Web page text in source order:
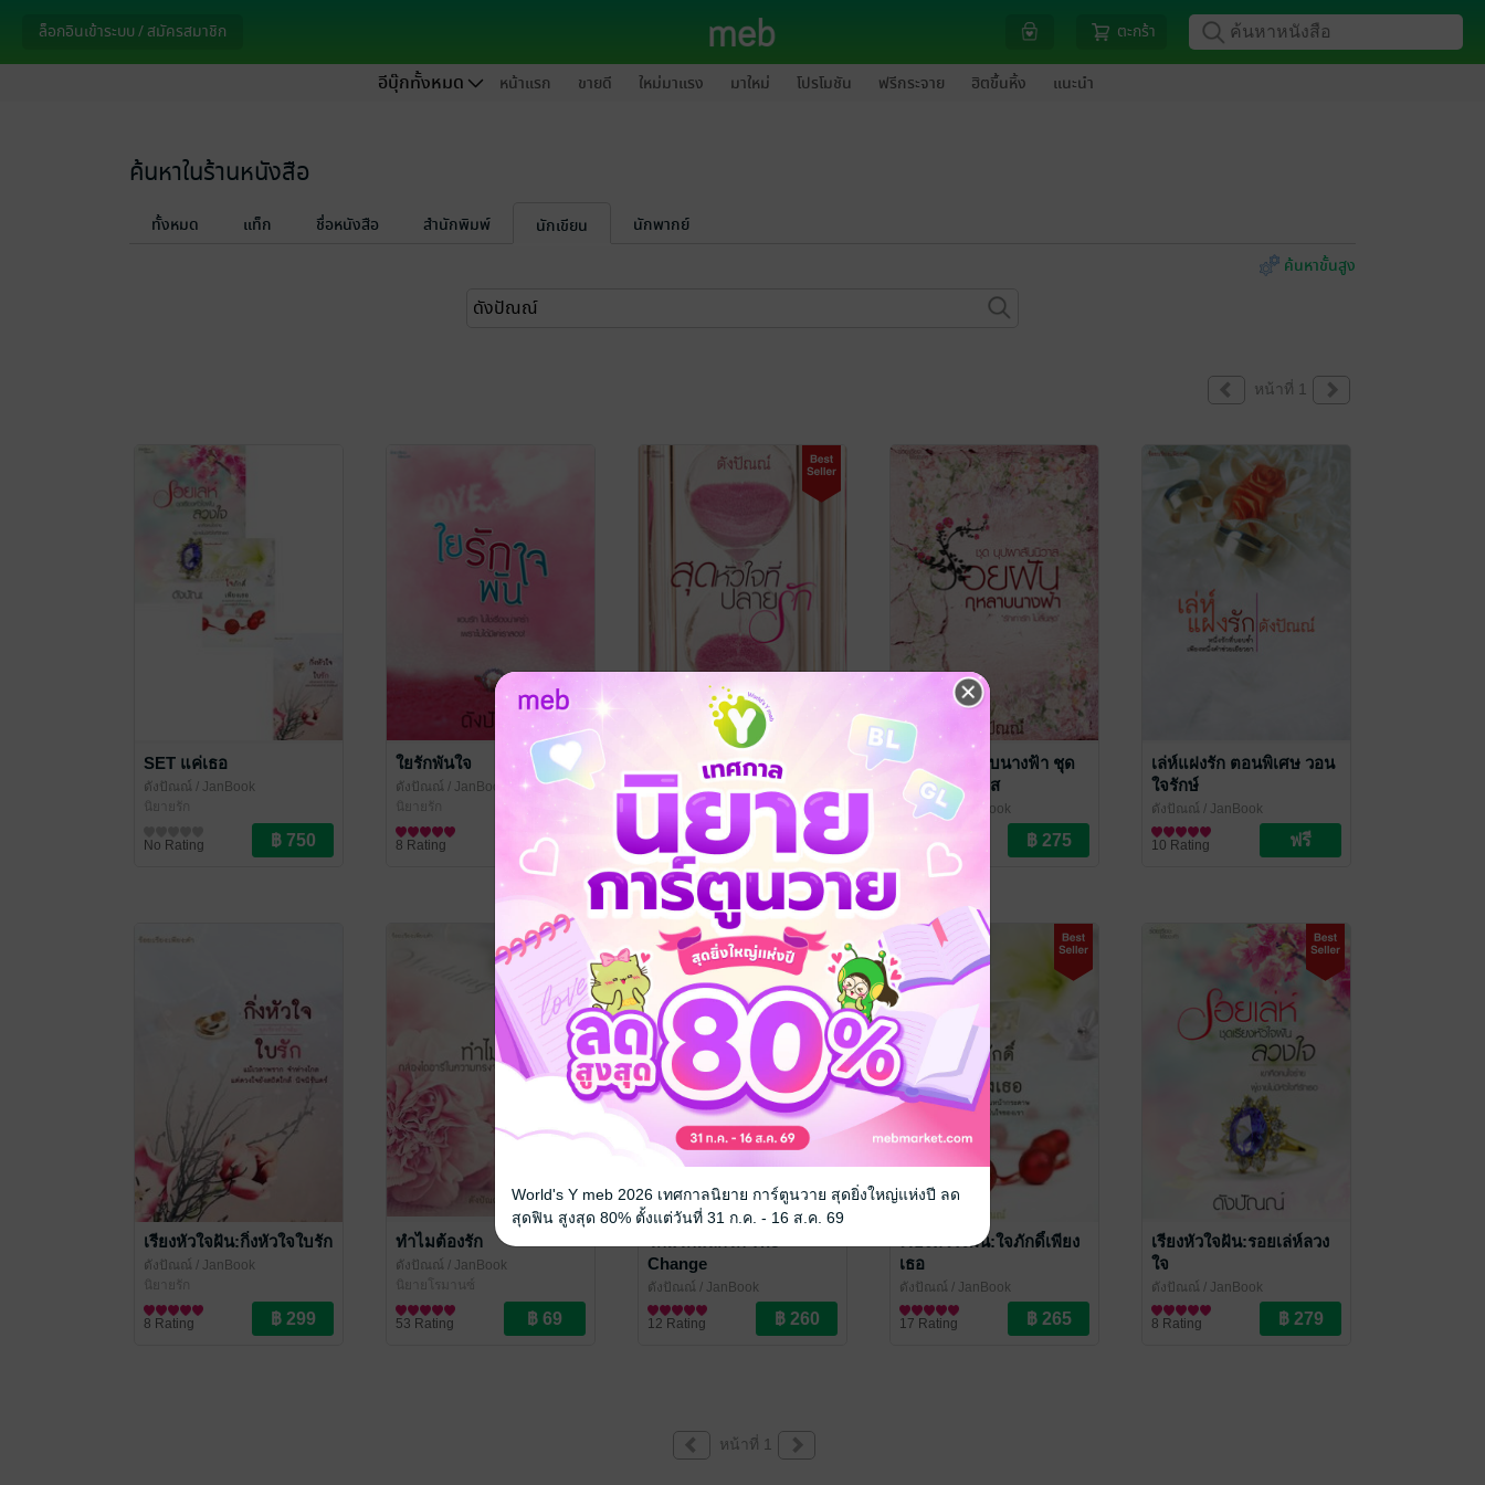
ล็อกอินเข้าระบบ / สมัครสมาชิก ตะกร้า
อีบุ๊กทั้งหมด หน้าแรก ขายดี ใหม่มาแรง มาใหม่ โปรโมชัน ฟรีกระจาย ฮิตขึ้นหิ้ง แนะนำ
ค้นหาในร้านหนังสือ
ทั้งหมด แท็ก ชื่อหนังสือ สำนักพิมพ์ นักเขียน
นักพากย์
ค้นหาขั้นสูง
หน้าที่ 1
SET แค่เธอ
ดังปัณณ์ / JanBook
นิยายรัก
No Rating
ใยรักพันใจ
ดังปัณณ์ / JanBook
นิยายรัก
8 Rating
สุดหัวใจที่ปลายรัก
ดังปัณณ์
นิยายชีวิต/ดรามา
14 Rating
รอยฝันกุหลาบนางฟ้า ชุด
บุปผาสันนิวาส
ดังปัณณ์ / JanBook
นิยายชีวิต/ดรามา
4 Rating
เล่ห์แฝงรัก ตอนพิเศษ วอน
ใจรักษ์
ดังปัณณ์ / JanBook
นิยายรัก
10 Rating
เรียงหัวใจฝัน:กิ่งหัวใจใบรัก
ดังปัณณ์ / JanBook
นิยายรัก
8 Rating
ทำไมต้องรัก
ดังปัณณ์ / JanBook
นิยายโรมานซ์
53 Rating
Change
ดังปัณณ์ / JanBook
นิยายรัก
12 Rating
เรียงหัวใจฝัน:ใจภักดิ์เพียง
เธอ
ดังปัณณ์ / JanBook
นิยายรัก
17 Rating
เรียงหัวใจฝัน:รอยเล่ห์ลวง
ใจ
ดังปัณณ์ / JanBook
นิยายรัก
8 Rating
หน้าที่ 1
World's Y meb 2026 เทศกาลนิยาย การ์ตูนวาย สุดยิ่งใหญ่แห่งปี ลด
สุดฟิน สูงสุด 80% ตั้งแต่วันที่ 31 ก.ค. - 16 ส.ค. 69